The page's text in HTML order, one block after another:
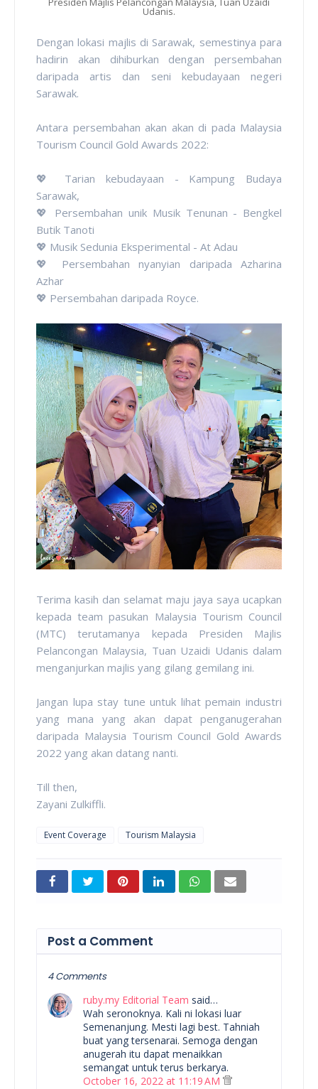
Udanis.
Dengan lokasi majlis di Sarawak, semestinya para
hadirin akan dihiburkan dengan persembahan
daripada artis dan seni kebudayaan negeri
Sarawak.
Antara persembahan akan akan di pada Malaysia
Tourism Council Gold Awards 2022:
💖 Tarian kebudayaan - Kampung Budaya
Sarawak,
💖 Persembahan unik Musik Tenunan - Bengkel
Butik Tanoti
💖 Musik Sedunia Eksperimental - At Adau
💖 Persembahan nyanyian daripada Azharina
Azhar
💖 Persembahan daripada Royce.
Terima kasih dan selamat maju jaya saya ucapkan
kepada team pasukan Malaysia Tourism Council
(MTC) terutamanya kepada Presiden Majlis
Pelancongan Malaysia, Tuan Uzaidi Udanis dalam
menganjurkan majlis yang gilang gemilang ini.
Jangan lupa stay tune untuk lihat pemain industri
yang mana yang akan dapat penganugerahan
daripada Malaysia Tourism Council Gold Awards
2022 yang akan datang nanti.
Till then,
Zayani Zulkiffli.
Event Coverage Tourism Malaysia
Post a Comment
4 Comments
ruby.my Editorial Team said…
Wah seronoknya. Kali ni lokasi luar
Semenanjung. Mesti lagi best. Tahniah
buat yang tersenarai. Semoga dengan
anugerah itu dapat menaikkan
semangat untuk terus berkarya.
October 16, 2022 at 11:19 AM